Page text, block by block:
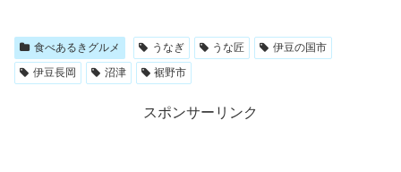
食べあるきグルメ うなぎ うな匠
伊豆の国市
伊豆長岡
沼津 裾野市
スポンサーリンク